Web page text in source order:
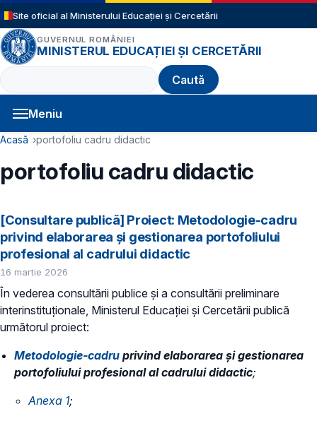
Sari la conținutul principal
Site oficial al Ministerului Educației și Cercetării
GUVERNUL ROMÂNIEI
MINISTERUL EDUCAȚIEI ȘI CERCETĂRII
Caută
Meniu
Navigație principală
Cale de navigare
Acasă portofoliu cadru didactic
portofoliu cadru didactic
[Consultare publică] Proiect: Metodologie-cadru
privind elaborarea și gestionarea portofoliului
profesional al cadrului didactic
16 martie 2026
În vederea consultării publice și a consultării preliminare
interinstituționale, Ministerul Educaţiei și Cercetării publică
următorul proiect:
Metodologie-cadru privind elaborarea și gestionarea
portofoliului profesional al cadrului didactic;
​Anexa 1;